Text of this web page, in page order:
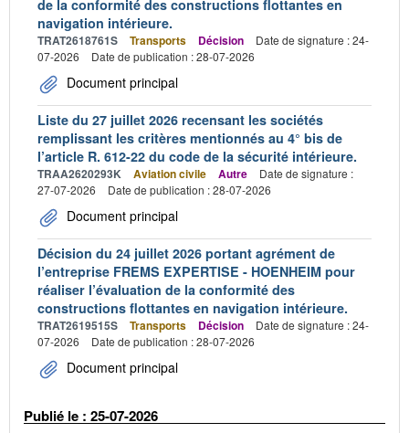
de la conformité des constructions flottantes en
navigation intérieure.
TRAT2618761S Transports Décision
Date de signature : 24-
07-2026
Date de publication : 28-07-2026
Document principal
Liste du 27 juillet 2026 recensant les sociétés
remplissant les critères mentionnés au 4° bis de
l’article R. 612-22 du code de la sécurité intérieure.
TRAA2620293K Aviation civile Autre
Date de signature :
27-07-2026
Date de publication : 28-07-2026
Document principal
Décision du 24 juillet 2026 portant agrément de
l’entreprise FREMS EXPERTISE - HOENHEIM pour
réaliser l’évaluation de la conformité des
constructions flottantes en navigation intérieure.
TRAT2619515S Transports Décision
Date de signature : 24-
07-2026
Date de publication : 28-07-2026
Document principal
Publié le : 25-07-2026